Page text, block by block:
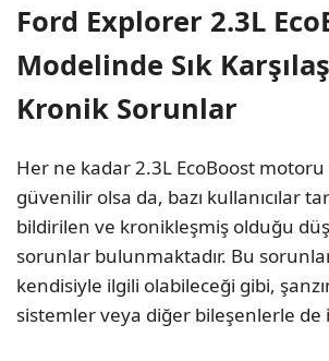
Ford Explorer 2.3L
Modelinde Sık
Kronik Sorunlar
Her ne kadar 2.3L EcoBoost
güvenilir olsa da, bazı kullanıcılar
bildirilen ve kronikleşmiş olduğu
sorunlar bulunmaktadır. Bu
kendisiyle ilgili olabileceği gibi,
sistemler veya diğer bileşenlerle de